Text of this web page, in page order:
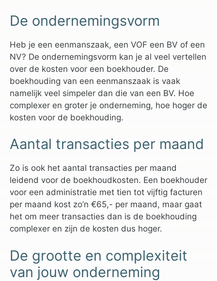
De ondernemingsvorm
Heb je een eenmanszaak, een VOF een BV of een
NV? De ondernemingsvorm kan je al veel vertellen
over de kosten voor een boekhouder. De
boekhouding van een eenmanszaak is vaak
namelijk veel simpeler dan die van een BV. Hoe
complexer en groter je onderneming, hoe hoger de
kosten voor de boekhouding.
Aantal transacties per maand
Zo is ook het aantal transacties per maand
leidend voor de boekhoudkosten. Een boekhouder
voor een administratie met tien tot vijftig facturen
per maand kost zo’n €65,- per maand, maar gaat
het om meer transacties dan is de boekhouding
complexer en zijn de kosten dus hoger.
De grootte en complexiteit
van jouw onderneming